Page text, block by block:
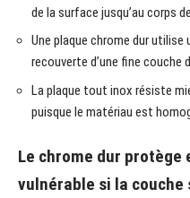
de la surface jusqu’au corps
Une plaque chrome dur utilise
recouverte d’une fine couche
La plaque tout inox résiste
puisque le matériau est
Le chrome dur
vulnérable si la couche